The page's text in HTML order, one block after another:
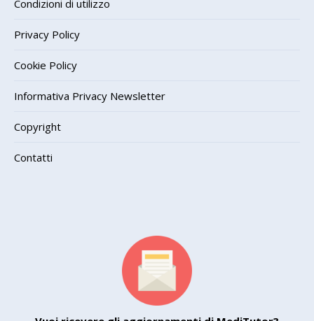
Condizioni di utilizzo
Privacy Policy
Cookie Policy
Informativa Privacy Newsletter
Copyright
Contatti